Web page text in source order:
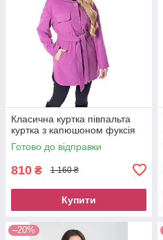
Класична куртка півпальта
куртка з капюшоном фуксія
Готово до відправки
810 ₴ 1 160 ₴
Купити
–20%